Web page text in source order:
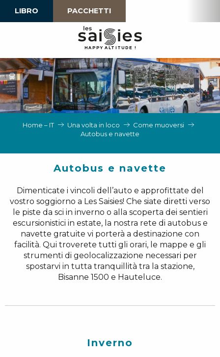
LIBRO PACCHETTI
HAPPY ALTI TU D E !
Home – IT Una volta in loco
Come muoversi
Autobus e navette
Autobus e navette
Dimenticate i vincoli dell’auto e approfittate del
vostro soggiorno a Les Saisies! Che siate diretti verso
le piste da sci in inverno o alla scoperta dei sentieri
escursionistici in estate, la nostra rete di autobus e
navette gratuite vi porterà a destinazione con
facilità. Qui troverete tutti gli orari, le mappe e gli
strumenti di geolocalizzazione necessari per
spostarvi in tutta tranquillità tra la stazione,
Bisanne 1500 e Hauteluce.
Inverno